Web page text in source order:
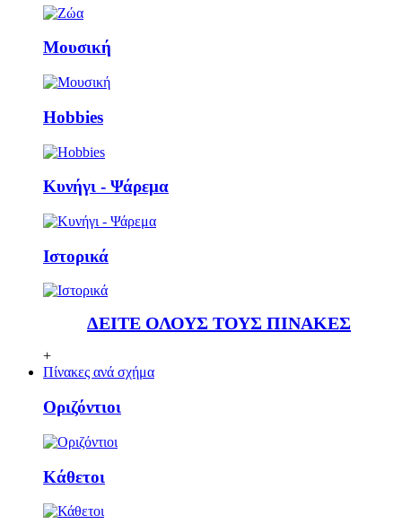
Μουσική
Ηobbies
Κυνήγι - Ψάρεμα
Ιστορικά
ΔΕΙΤΕ ΟΛΟΥΣ ΤΟΥΣ ΠΙΝΑΚΕΣ
+
Πίνακες ανά σχήμα
Οριζόντιοι
Κάθετoι